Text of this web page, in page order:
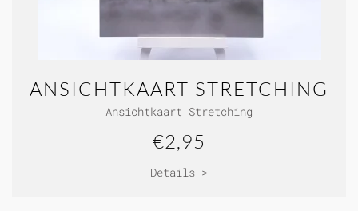
ANSICHTKAART STRETCHING
Ansichtkaart Stretching
€2,95
Details >